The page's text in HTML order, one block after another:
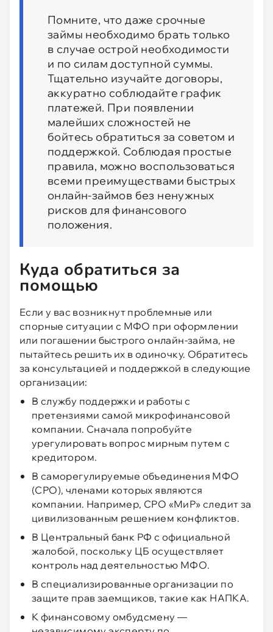
Помните, что даже срочные
займы необходимо брать только
в случае острой необходимости
и по силам доступной суммы.
Тщательно изучайте договоры,
аккуратно соблюдайте график
платежей. При появлении
малейших сложностей не
бойтесь обратиться за советом и
поддержкой. Соблюдая простые
правила, можно воспользоваться
всеми преимуществами быстрых
онлайн-займов без ненужных
рисков для финансового
положения.
Куда обратиться за
помощью
Если у вас возникнут проблемные или
спорные ситуации с МФО при оформлении
или погашении быстрого онлайн-займа, не
пытайтесь решить их в одиночку. Обратитесь
за консультацией и поддержкой в следующие
организации:
В службу поддержки и работы с
претензиями самой микрофинансовой
компании. Сначала попробуйте
урегулировать вопрос мирным путем с
кредитором.
В саморегулируемые объединения МФО
(СРО), членами которых являются
компании. Например, СРО «МиР» следит за
цивилизованным решением конфликтов.
В Центральный банк РФ с официальной
жалобой, поскольку ЦБ осуществляет
контроль над деятельностью МФО.
В специализированные организации по
защите прав заемщиков, такие как НАПКА.
К финансовому омбудсмену —